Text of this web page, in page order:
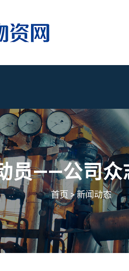
员——公司众
首页 >新闻动态